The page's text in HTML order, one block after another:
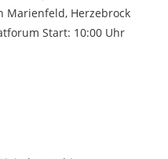
Marienfeld, Herzebrock
Start: 10:00 Uhr